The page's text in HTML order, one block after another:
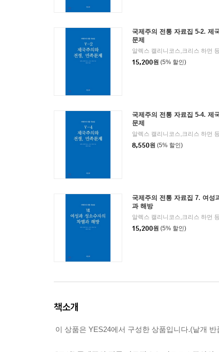
국제주의 전통 자료집 5-2. 제
문제
알렉스 캘리니코스,크리스 하먼
15,200원 (5% 할인)
국제주의 전통 자료집 5-4. 제
문제
알렉스 캘리니코스,크리스 하먼
8,550원 (5% 할인)
국제주의 전통 자료집 7. 여성
과 해방
알렉스 캘리니코스,크리스 하먼
15,200원 (5% 할인)
책소개
이 상품은 YES24에서 구성한 상품입니다.(낱개 반